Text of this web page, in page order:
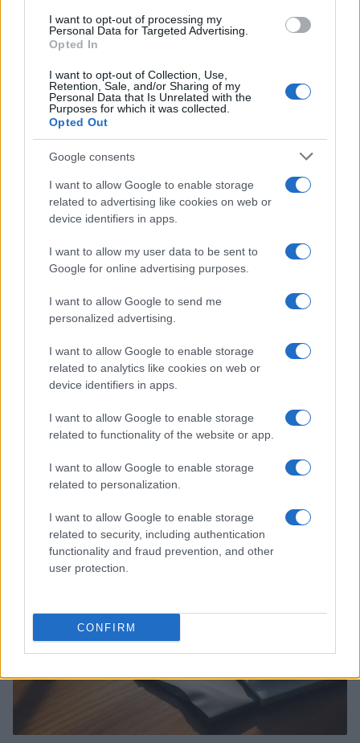
I want to opt-out of processing my
Personal Data for Targeted Advertising.
Opted In
I want to opt-out of Collection, Use,
Retention, Sale, and/or Sharing of my
Personal Data that Is Unrelated with the
Purposes for which it was collected.
Opted Out
Google consents
I want to allow Google to enable storage
related to advertising like cookies on web or
device identifiers in apps.
I want to allow my user data to be sent to
Google for online advertising purposes.
I want to allow Google to send me
personalized advertising.
I want to allow Google to enable storage
related to analytics like cookies on web or
device identifiers in apps.
I want to allow Google to enable storage
related to functionality of the website or app.
I want to allow Google to enable storage
related to personalization.
I want to allow Google to enable storage
related to security, including authentication
functionality and fraud prevention, and other
user protection.
CONFIRM
Borse europee in rosso: petrolio in rialzo e focus su
Federal Reserve
Edoardo Vitali · 30 Lug 2026
Come le tensioni in Medio Oriente e gli investimenti in
AI stanno influenzando l’economia globale
Francesca Spadaro · 24 Lug 2026
MONEY NEWS